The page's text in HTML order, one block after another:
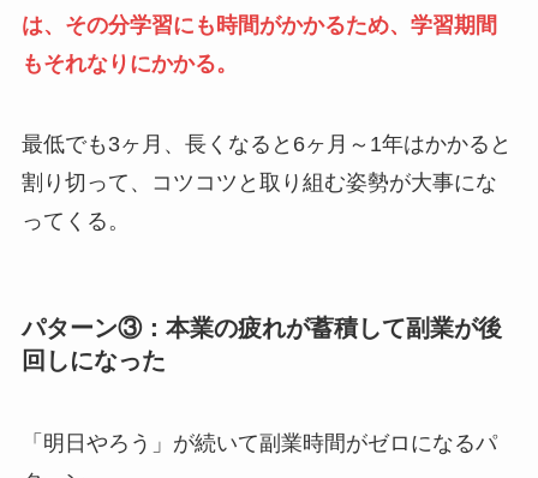
は、その分学習にも時間がかかるため、学習期間
もそれなりにかかる。
最低でも3ヶ月、長くなると6ヶ月～1年はかかると
割り切って、コツコツと取り組む姿勢が大事にな
ってくる。
パターン③：本業の疲れが蓄積して副業が後
回しになった
「明日やろう」が続いて副業時間がゼロになるパ